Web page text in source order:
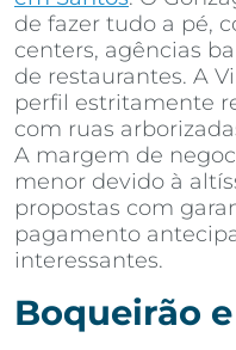
de fazer tudo a pé,
centers, agências
de restaurantes. A
perfil estritamente
com ruas
A margem de
menor devido à
propostas com
pagamento
interessantes.
Boqueirão